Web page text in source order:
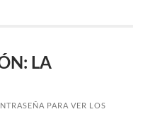
LA
PARA VER LOS